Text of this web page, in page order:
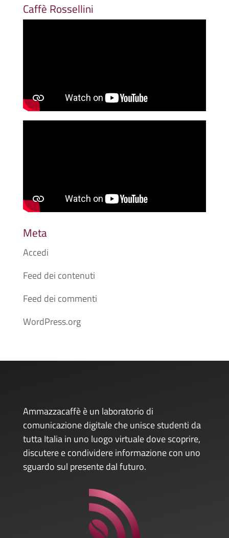
Caffè Rossellini
Meta
Accedi
Feed dei contenuti
Feed dei commenti
WordPress.org
Ammazzacaffè è un laboratorio di
comunicazione digitale che unisce studenti da
tutta Italia in uno luogo virtuale dove scoprire,
discutere e condividere informazione con uno
sguardo sul presente dal futuro.